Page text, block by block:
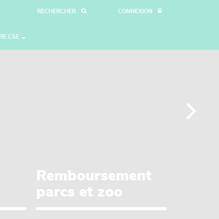
RECHERCHER CONNEXION
CSE
Remboursement
parcs et zoo